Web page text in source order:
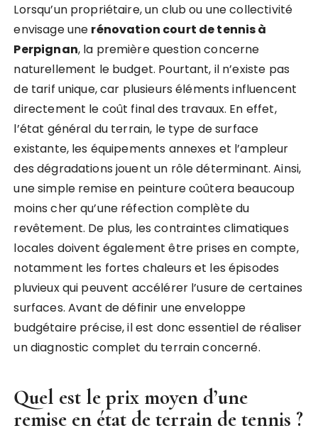
Lorsqu’un propriétaire, un club ou une collectivité
envisage une rénovation court de tennis à
Perpignan, la première question concerne
naturellement le budget. Pourtant, il n’existe pas
de tarif unique, car plusieurs éléments influencent
directement le coût final des travaux. En effet,
l’état général du terrain, le type de surface
existante, les équipements annexes et l’ampleur
des dégradations jouent un rôle déterminant. Ainsi,
une simple remise en peinture coûtera beaucoup
moins cher qu’une réfection complète du
revêtement. De plus, les contraintes climatiques
locales doivent également être prises en compte,
notamment les fortes chaleurs et les épisodes
pluvieux qui peuvent accélérer l’usure de certaines
surfaces. Avant de définir une enveloppe
budgétaire précise, il est donc essentiel de réaliser
un diagnostic complet du terrain concerné.
Quel est le prix moyen d’une
remise en état de terrain de tennis ?